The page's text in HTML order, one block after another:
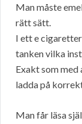
Man måste
rätt sätt.
I ett e
tanken vilka
Exakt som
ladda på
Man får läsa